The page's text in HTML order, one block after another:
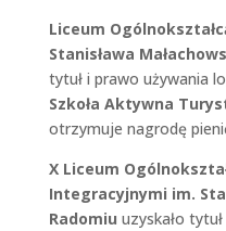
Liceum
Stanisława
tytuł i prawo używania
Szkoła Aktywna
otrzymuje nagrodę
X Liceum
Integracyjnymi im.
Radomiu uzyskało